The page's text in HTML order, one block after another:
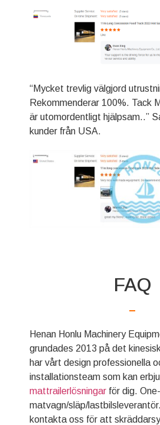
“Mycket trevlig välgjord
Rekommenderar 100%. Tack
är utomordentligt hjälpsam..”
kunder från USA.
FAQ
Henan Honlu Machinery
grundades 2013 på det
har vårt design professionella
installationsteam som kan
mattrailerlösningar för dig.
matvagn/släp/
kontakta oss för att